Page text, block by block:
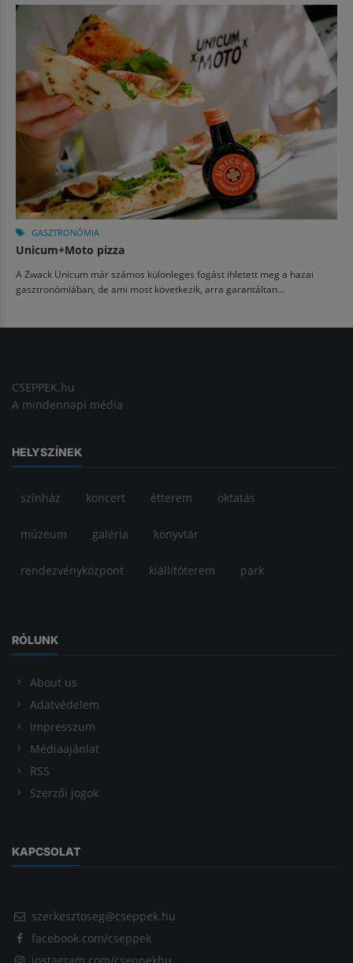
GASZTRONÓMIA
Unicum+Moto pizza
A Zwack Unicum már számos különleges fogást ihletett meg a hazai
gasztronómiában, de ami most következik, arra garantáltan...
CSEPPEK.hu
A mindennapi média
HELYSZÍNEK
színház koncert étterem oktatás
múzeum galéria könyvtár
rendezvényközpont kiállítóterem park
RÓLUNK
About us
Adatvédelem
Impresszum
Médiaajánlat
RSS
Szerzői jogok
KAPCSOLAT
szerkesztoseg@cseppek.hu
facebook.com/cseppek